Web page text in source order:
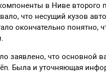
в Ниве второго
что несущий кузов
окончательно понятно,
заявлено, что основной
Была и уточняющая